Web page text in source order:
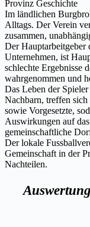
Provinz Geschichte
Im ländlichen
Alltags. Der Verein
zusammen,
Der Hauptarbeitgeber
Unternehmen, ist
schlechte Ergebnisse
wahrgenommen und
Das Leben der
Nachbarn, treffen
sowie Vorgesetzte,
Auswirkungen auf
gemeinschaftliche
Der lokale
Gemeinschaft in der
Nachteilen.